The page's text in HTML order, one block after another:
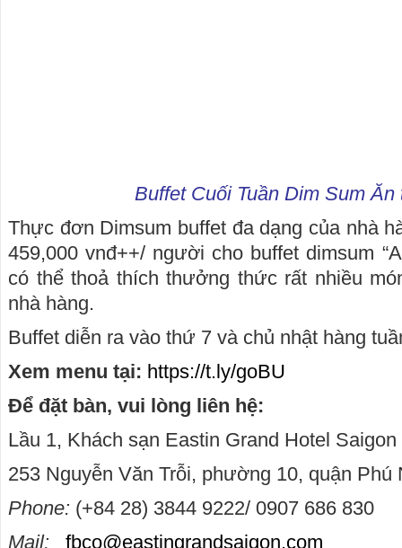
Buffet Cuối Tuần Dim Sum Ăn
Thực đơn Dimsum buffet đa dạng của nhà
459,000 vnđ++/ người cho buffet dimsum
có thể thoả thích thưởng thức rất nhiều
nhà hàng.
Buffet diễn ra vào thứ 7 và chủ nhật hàng
Xem menu tại: https://t.ly/goBU
Để đặt bàn, vui lòng liên hệ:
Lầu 1, Khách sạn Eastin Grand Hotel Saigon
253 Nguyễn Văn Trỗi, phường 10, quận Phú
Phone: (+84 28) 3844 9222/ 0907 686 830
Mail:
fbco@eastingrandsaigon.com